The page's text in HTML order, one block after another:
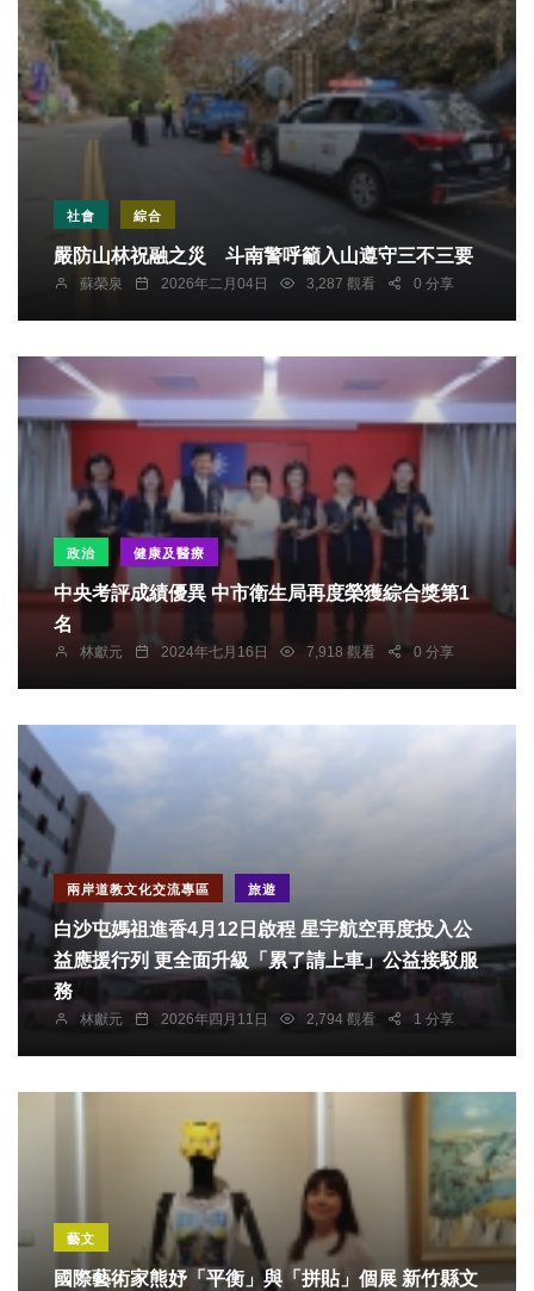
社會 綜合
嚴防山林祝融之災 斗南警呼籲入山遵守三不三要
蘇榮泉 2026年二月04日 3,287 觀看 0 分享
政治 健康及醫療
中央考評成績優異 中市衛生局再度榮獲綜合獎第1
名
林獻元 2024年七月16日 7,918 觀看 0 分享
兩岸道教文化交流專區 旅遊
白沙屯媽祖進香4月12日啟程 星宇航空再度投入公
益應援行列 更全面升級「累了請上車」公益接駁服
務
林獻元 2026年四月11日 2,794 觀看 1 分享
藝文
國際藝術家熊妤「平衡」與「拼貼」個展 新竹縣文